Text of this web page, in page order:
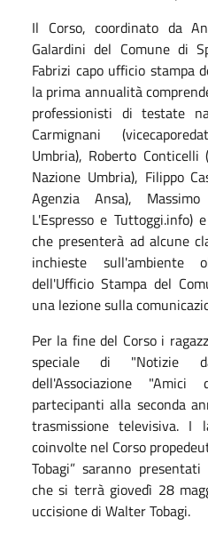
Il Corso, coordinato da
Galardini del Comune di
Fabrizi capo ufficio stampa
la prima annualità
professionisti di testate
Carmignani
Umbria), Roberto
Nazione Umbria), Filippo
Agenzia Ansa),
L'Espresso e Tuttoggi.info)
che presenterà ad alcune
inchieste
dell'Ufficio Stampa del
una lezione sulla
Per la fine del Corso i
speciale di "Notizie
dell'Associazione
partecipanti alla seconda
trasmissione televisiva. I
coinvolte nel Corso
Tobagi” saranno
che si terrà giovedì 28
uccisione di Walter Tobagi.